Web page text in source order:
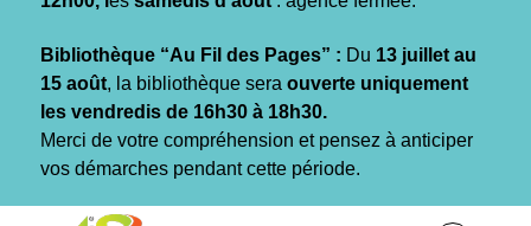
Bibliothèque “Au Fil des Pages” : Du 13 juillet au
15 août, la bibliothèque sera ouverte uniquement
les vendredis de 16h30 à 18h30.
Merci de votre compréhension et pensez à anticiper
vos démarches pendant cette période.